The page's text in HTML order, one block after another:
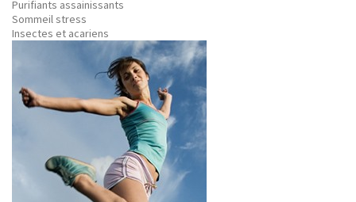
Purifiants assainissants
Sommeil stress
Insectes et acariens